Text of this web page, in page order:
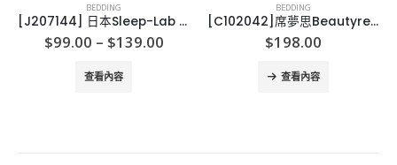
BEDDING
[J207144] 日本Sleep-Lab 經典格仔款床上套裝
$99.00 – $139.00Price
查看內容
BEDDING
[C102042]席夢思Beautyrest Platinum白金枕-2個1套
$198.00
查看內容